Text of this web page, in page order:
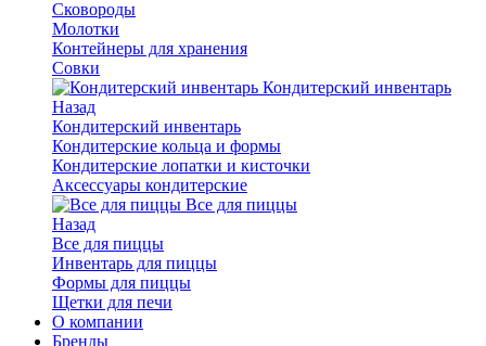
Сковороды
Молотки
Контейнеры для хранения
Совки
Кондитерский инвентарь
Назад
Кондитерский инвентарь
Кондитерские кольца и формы
Кондитерские лопатки и кисточки
Аксессуары кондитерские
Все для пиццы
Назад
Все для пиццы
Инвентарь для пиццы
Формы для пиццы
Щетки для печи
О компании
Бренды